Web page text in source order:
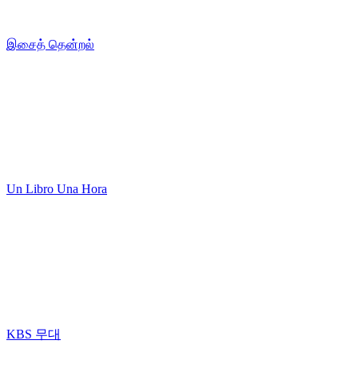
இசைத் தென்றல்
Un Libro Una Hora
KBS 무대